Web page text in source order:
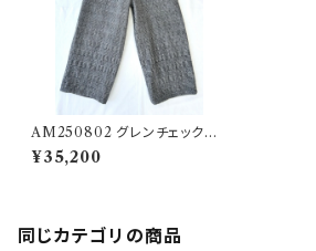
AM250802 グレンチェックウ
ールのミディアムパンツ
¥35,200
同じカテゴリの商品